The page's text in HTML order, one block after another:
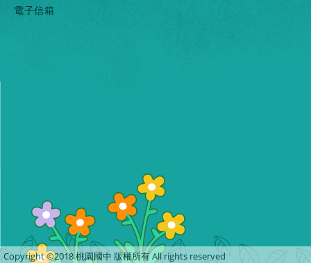
電子信箱
Copyright ©2018 桃園國中 版權所有 All rights reserved